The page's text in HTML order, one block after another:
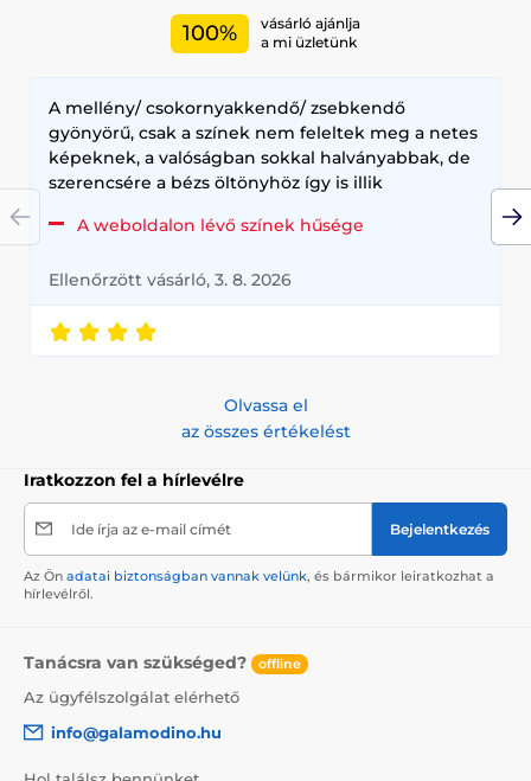
100%
vásárló ajánlja
a mi üzletünk
A mellény/ csokornyakkendő/ zsebkendő
gyönyörű, csak a színek nem feleltek meg a netes
képeknek, a valóságban sokkal halványabbak, de
szerencsére a bézs öltönyhöz így is illik
A weboldalon lévő színek hűsége
Ellenőrzött vásárló, 3. 8. 2026
Olvassa el
az összes értékelést
Iratkozzon fel a hírlevélre
Ide írja az e-mail címét Bejelentkezés
Az Ön adatai biztonságban vannak velünk, és bármikor leiratkozhat a
hírlevélről.
Tanácsra van szükséged? offline
Az ügyfélszolgálat elérhető
info@galamodino.hu